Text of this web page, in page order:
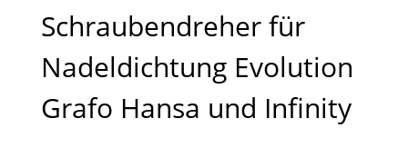
Schraubendreher für
Nadeldichtung Evolution
Grafo Hansa und Infinity